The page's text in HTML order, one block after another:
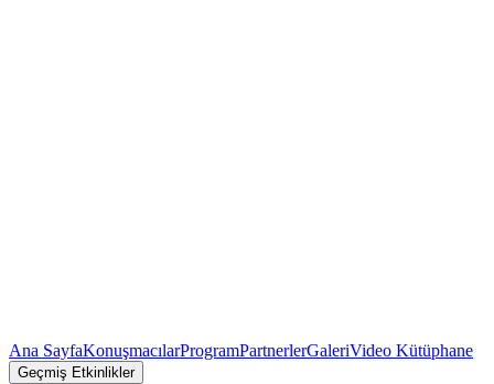
Ana SayfaKonuşmacılarProgramPartnerlerGaleriVideo Kütüphane
Geçmiş Etkinlikler